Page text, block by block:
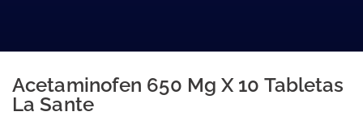
Acetaminofen 650 Mg X 10 Tabletas
La Sante